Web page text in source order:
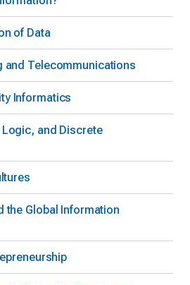
of Data
and Telecommunications
Informatics
Logic, and Discrete
the Global Information